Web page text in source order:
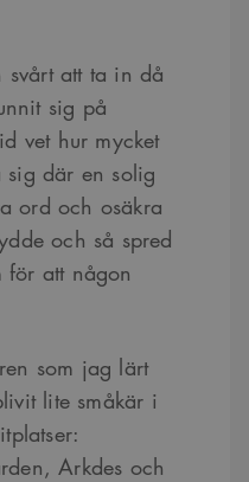
svårt att ta in då
sig på
vet hur mycket
sig där en solig
ord och osäkra
och så spred
för att någon
som jag lärt
lite småkär i
Arkdes och